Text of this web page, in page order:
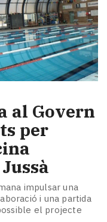
al Govern
per
impulsar una
i una partida
el projecte